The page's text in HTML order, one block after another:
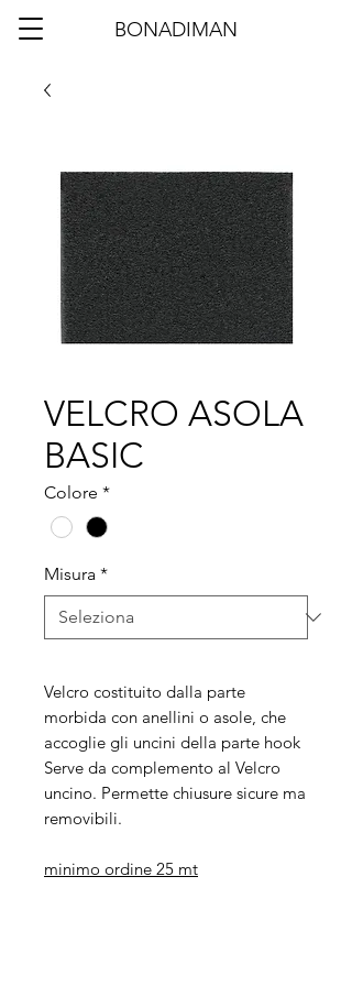
BONADIMAN
VELCRO ASOLA
BASIC
Colore *
Misura *
Velcro costituito dalla parte
morbida con anellini o asole, che
accoglie gli uncini della parte hook
Serve da complemento al Velcro
uncino. Permette chiusure sicure ma
removibili.
minimo ordine 25 mt